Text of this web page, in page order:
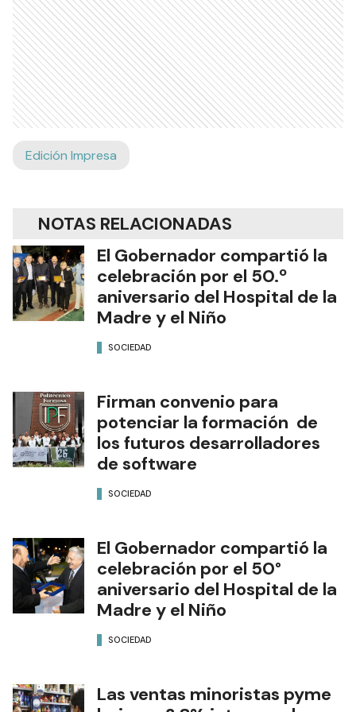
Edición Impresa
NOTAS RELACIONADAS
El Gobernador compartió la
celebración por el 50.º
aniversario del Hospital de la
Madre y el Niño
SOCIEDAD
Firman convenio para
potenciar la formación de
los futuros desarrolladores
de software
SOCIEDAD
El Gobernador compartió la
celebración por el 50°
aniversario del Hospital de la
Madre y el Niño
SOCIEDAD
Las ventas minoristas pyme